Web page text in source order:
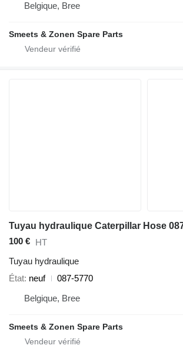
Belgique, Bree
Smeets & Zonen Spare Parts
100 € HT
Tuyau hydraulique
État neuf
087-5770
Belgique, Bree
Smeets & Zonen Spare Parts